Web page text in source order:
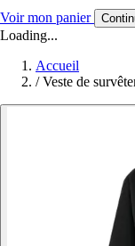
Voir mon panier
Loading...
Accueil
/ Veste de